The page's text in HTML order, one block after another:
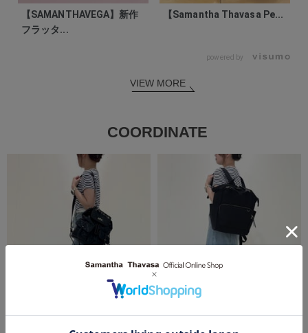
【SAMANTHAVEGA】新作
フラッタ...
【Samantha Thavasa Pe...
powered by
VIEW MORE
COORDINATE